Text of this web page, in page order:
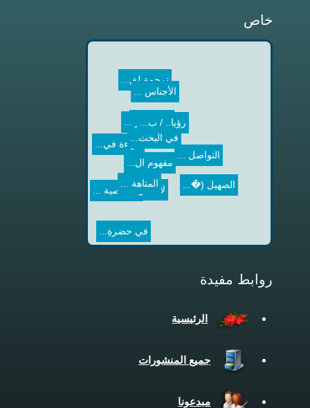
خاص
قراءة في...
الشخصية ...
لا تقلق /...
الإشهار ...
الصهيل (�...
التواصل ...
في البحث...
المتاهة ...
الإشهار ...
ترجمة لق...
رؤيا.. / ب...
في حضرةِ...
مفهوم ال...
الأجناس ...
روابط مفيدة
الرئيسية
جميع المنشورات
مبدعونا